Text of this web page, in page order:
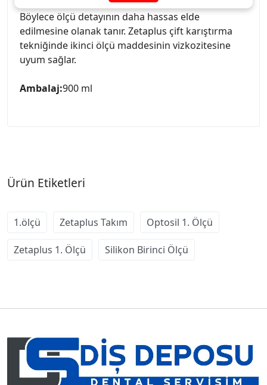
Böylece ölçü detayının daha hassas elde
edilmesine olanak tanır. Zetaplus çift karıştırma
tekniğinde ikinci ölçü maddesinin vizkozitesine
uyum sağlar.
Ambalaj:900 ml
Ürün Etiketleri
1.ölçü Zetaplus Takım Optosil 1. Ölçü
Zetaplus 1. Ölçü Silikon Birinci Ölçü